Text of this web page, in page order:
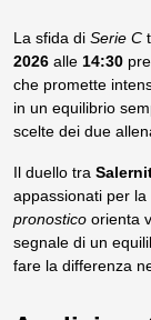
La sfida di Serie C
2026 alle 14:30
che promette
in un equilibrio
scelte dei due
Il duello tra
appassionati per
pronostico orienta
segnale di un
fare la differenza